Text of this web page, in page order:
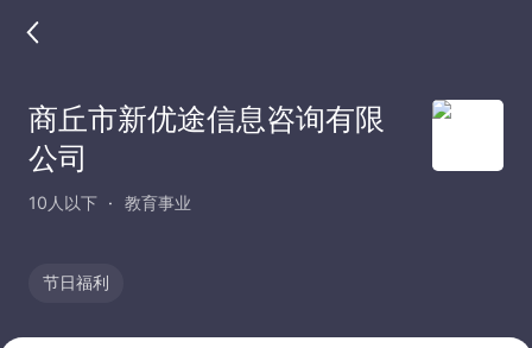
商丘市新优途信息咨询有限
公司
10人以下 教育事业
节日福利